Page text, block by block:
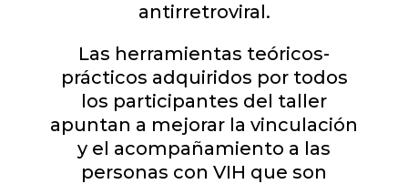
antirretroviral.
Las herramientas teóricos-
prácticos adquiridos por todos
los participantes del taller
apuntan a mejorar la vinculación
y el acompañamiento a las
personas con VIH que son